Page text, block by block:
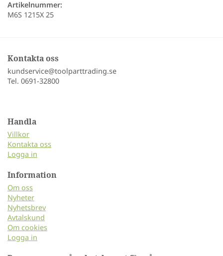
Artikelnummer:
M6S 1215X 25
Kontakta oss
kundservice@toolparttrading.se
Tel. 0691-32800
Handla
Villkor
Kontakta oss
Logga in
Information
Om oss
Nyheter
Nyhetsbrev
Avtalskund
Om cookies
Logga in